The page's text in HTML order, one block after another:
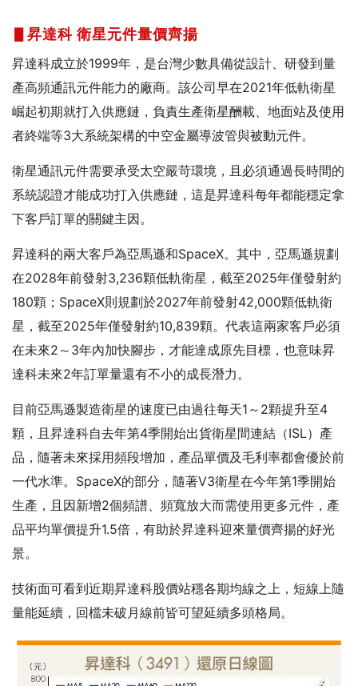
▋昇達科 衛星元件量價齊揚
昇達科成立於1999年，是台灣少數具備從設計、研發到量
產高頻通訊元件能力的廠商。該公司早在2021年低軌衛星
崛起初期就打入供應鏈，負責生產衛星酬載、地面站及使用
者終端等3大系統架構的中空金屬導波管與被動元件。
衛星通訊元件需要承受太空嚴苛環境，且必須通過長時間的
系統認證才能成功打入供應鏈，這是昇達科每年都能穩定拿
下客戶訂單的關鍵主因。
昇達科的兩大客戶為亞馬遜和SpaceX。其中，亞馬遜規劃
在2028年前發射3,236顆低軌衛星，截至2025年僅發射約
180顆；SpaceX則規劃於2027年前發射42,000顆低軌衛
星，截至2025年僅發射約10,839顆。代表這兩家客戶必須
在未來2～3年內加快腳步，才能達成原先目標，也意味昇
達科未來2年訂單量還有不小的成長潛力。
目前亞馬遜製造衛星的速度已由過往每天1～2顆提升至4
顆，且昇達科自去年第4季開始出貨衛星間連結（ISL）產
品，隨著未來採用頻段增加，產品單價及毛利率都會優於前
一代水準。SpaceX的部分，隨著V3衛星在今年第1季開始
生產，且因新增2個頻譜、頻寬放大而需使用更多元件，產
品平均單價提升1.5倍，有助於昇達科迎來量價齊揚的好光
景。
技術面可看到近期昇達科股價站穩各期均線之上，短線上隨
量能延續，回檔未破月線前皆可望延續多頭格局。